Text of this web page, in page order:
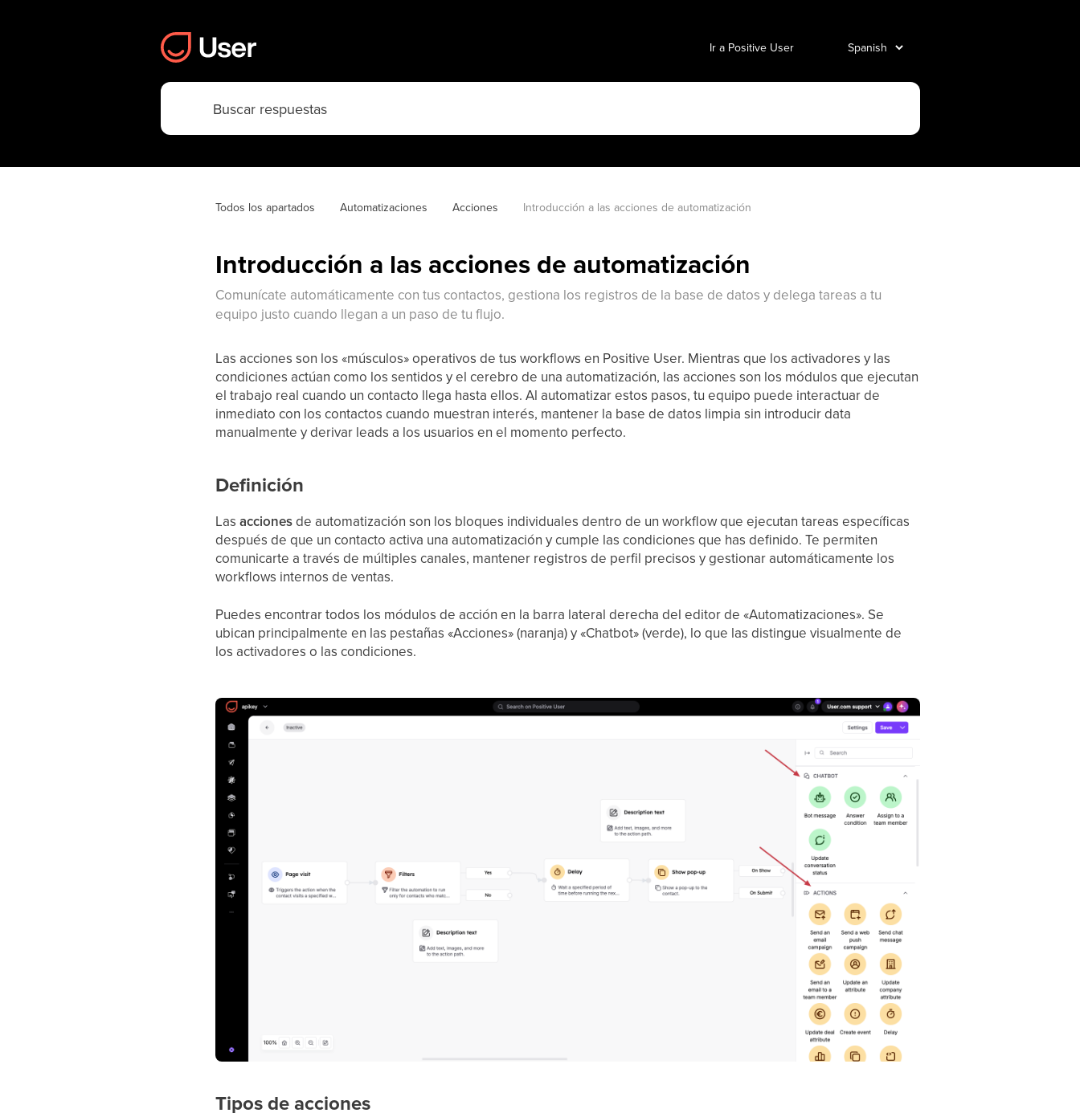
Ir a Positive User
Todos los apartados Automatizaciones Acciones Introducción a las acciones de automatización
Introducción a las acciones de automatización
Comunícate automáticamente con tus contactos, gestiona los registros de la base de datos y delega tareas a tu
equipo justo cuando llegan a un paso de tu flujo.
Las acciones son los «músculos» operativos de tus workflows en Positive User. Mientras que los activadores y las
condiciones actúan como los sentidos y el cerebro de una automatización, las acciones son los módulos que ejecutan
el trabajo real cuando un contacto llega hasta ellos. Al automatizar estos pasos, tu equipo puede interactuar de
inmediato con los contactos cuando muestran interés, mantener la base de datos limpia sin introducir data
manualmente y derivar leads a los usuarios en el momento perfecto.
Definición
Lasaccionesde automatización son los bloques individuales dentro de un workflow que ejecutan tareas específicas
después de que un contacto activa una automatización y cumple las condiciones que has definido. Te permiten
comunicarte a través de múltiples canales, mantener registros de perfil precisos y gestionar automáticamente los
workflows internos de ventas.
Puedes encontrar todos los módulos de acción en la barra lateral derecha del editor de «Automatizaciones». Se
ubican principalmente en las pestañas «Acciones» (naranja) y «Chatbot» (verde), lo que las distingue visualmente de
los activadores o las condiciones.
Tipos de acciones